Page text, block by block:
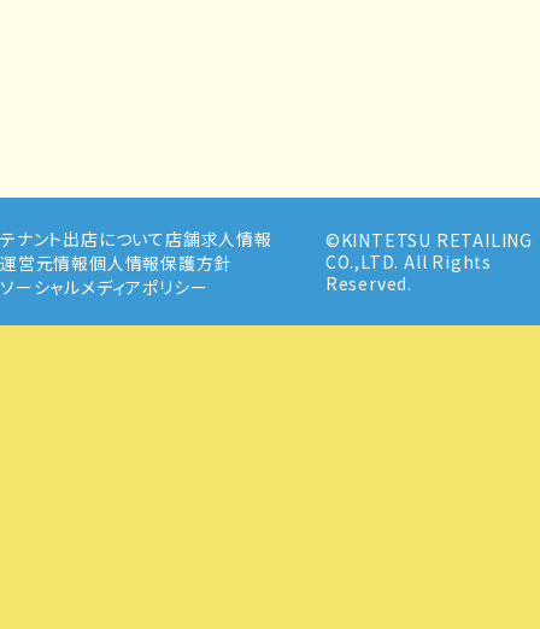
テナント出店について店舗求人情報
運営元情報個人情報保護方針
ソーシャルメディアポリシー
©KINTETSU RETAILING
CO.,LTD. All Rights
Reserved.